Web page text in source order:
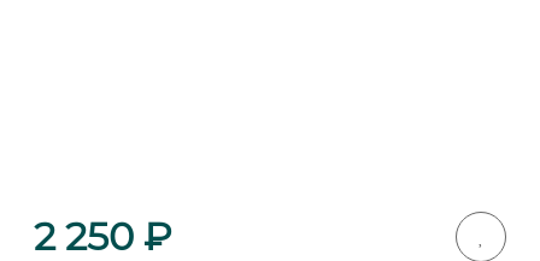
2 250 ₽